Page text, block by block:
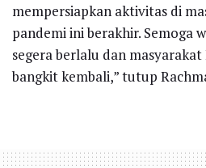
mempersiapkan aktivitas di
pandemi ini berakhir. Semoga
segera berlalu dan
bangkit kembali,” tutup